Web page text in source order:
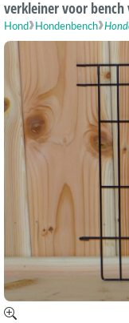
verkleiner voor bench
Hond Hondenbench